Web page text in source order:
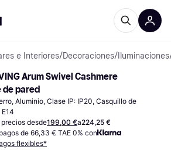
e Interiores/Decoraciones/ Iluminaciones
Arum Swivel Cashmere
de pared
Aluminio, Clase IP: IP20, Casquillo de
desde199,00 €a224,25 €
de 66,33 € TAE 0% con
flexibles*